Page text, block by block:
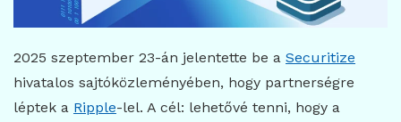
2025 szeptember 23-án jelentette be a Securitize
hivatalos sajtóközleményében, hogy partnerségre
léptek a Ripple-lel. A cél: lehetővé tenni, hogy a